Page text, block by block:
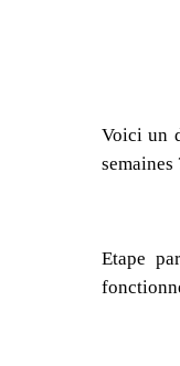
Voici un
Etape